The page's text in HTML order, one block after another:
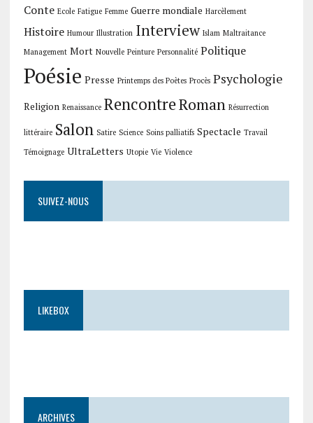
Conte Ecole Fatigue Femme Guerre mondiale Harcèlement
Histoire Humour Illustration Interview Islam Maltraitance
Management Mort Nouvelle Peinture Personnalité Politique
Poésie Presse Printemps des Poètes Procès Psychologie
Religion Renaissance RencontreRoman Résurrection
littéraire Salon Satire Science Soins palliatifs Spectacle Travail
Témoignage UltraLetters Utopie Vie Violence
SUIVEZ-NOUS
LIKEBOX
ARCHIVES